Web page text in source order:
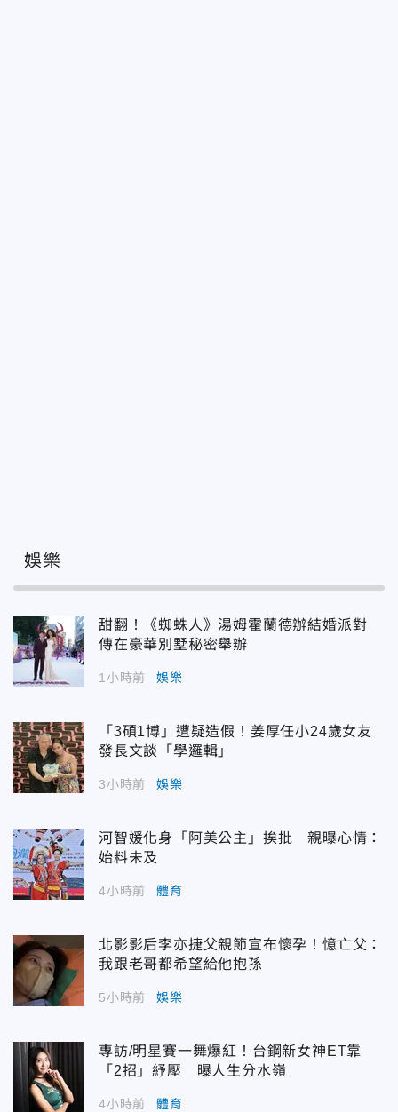
娛樂
甜翻！《蜘蛛人》湯姆霍蘭德辦結婚派對
傳在豪華別墅秘密舉辦
1小時前 娛樂
「3碩1博」遭疑造假！姜厚任小24歲女友
發長文談「學邏輯」
3小時前 娛樂
河智媛化身「阿美公主」挨批 親曝心情：
始料未及
4小時前 體育
北影影后李亦捷父親節宣布懷孕！憶亡父：
我跟老哥都希望給他抱孫
5小時前 娛樂
專訪/明星賽一舞爆紅！台鋼新女神ET靠
「2招」紓壓 曝人生分水嶺
4小時前 體育